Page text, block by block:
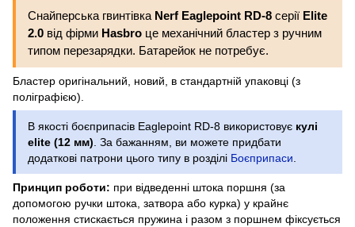
Снайперська гвинтівка Nerf Eaglepoint RD-8 серії Elite
2.0 від фірми Hasbro це механічний бластер з ручним
типом перезарядки. Батарейок не потребує.
Бластер оригінальний, новий, в стандартній упаковці (з
поліграфією).
В якості боєприпасів Eaglepoint RD-8 використовує кулі
elite (12 мм) . За бажанням, ви можете придбати
додаткові патрони цього типу в розділі Боєприпаси
Принцип роботи: при відведенні штока поршня (за
допомогою ручки штока, затвора або курка) у крайнє
положення стискається пружина і разом з поршнем фіксується